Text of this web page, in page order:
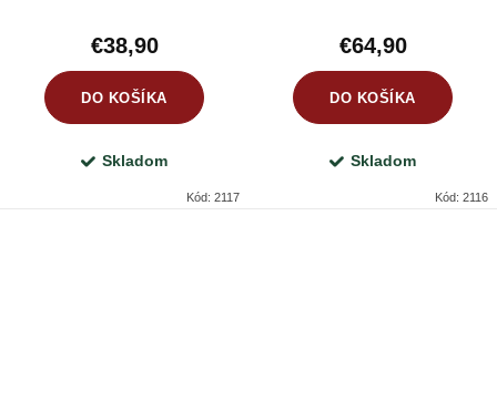
€38,90
DO KOŠÍKA
Skladom
Kód: 2117
€64,90
DO KOŠÍKA
Skladom
Kód: 2116